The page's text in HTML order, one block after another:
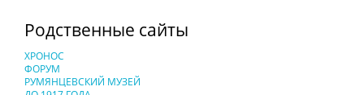
Родственные сайты
ХРОНОС
ФОРУМ
РУМЯНЦЕВСКИЙ МУЗЕЙ